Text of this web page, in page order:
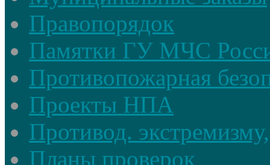
Правопорядок
Памятки ГУ МЧС
Противопожарная
Проекты НПА
Противод.
Планы проверок